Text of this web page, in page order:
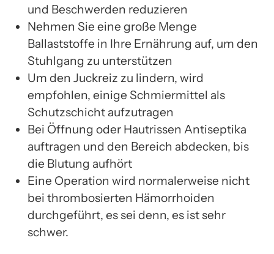
und Beschwerden reduzieren
Nehmen Sie eine große Menge
Ballaststoffe in Ihre Ernährung auf, um den
Stuhlgang zu unterstützen
Um den Juckreiz zu lindern, wird
empfohlen, einige Schmiermittel als
Schutzschicht aufzutragen
Bei Öffnung oder Hautrissen Antiseptika
auftragen und den Bereich abdecken, bis
die Blutung aufhört
Eine Operation wird normalerweise nicht
bei thrombosierten Hämorrhoiden
durchgeführt, es sei denn, es ist sehr
schwer.